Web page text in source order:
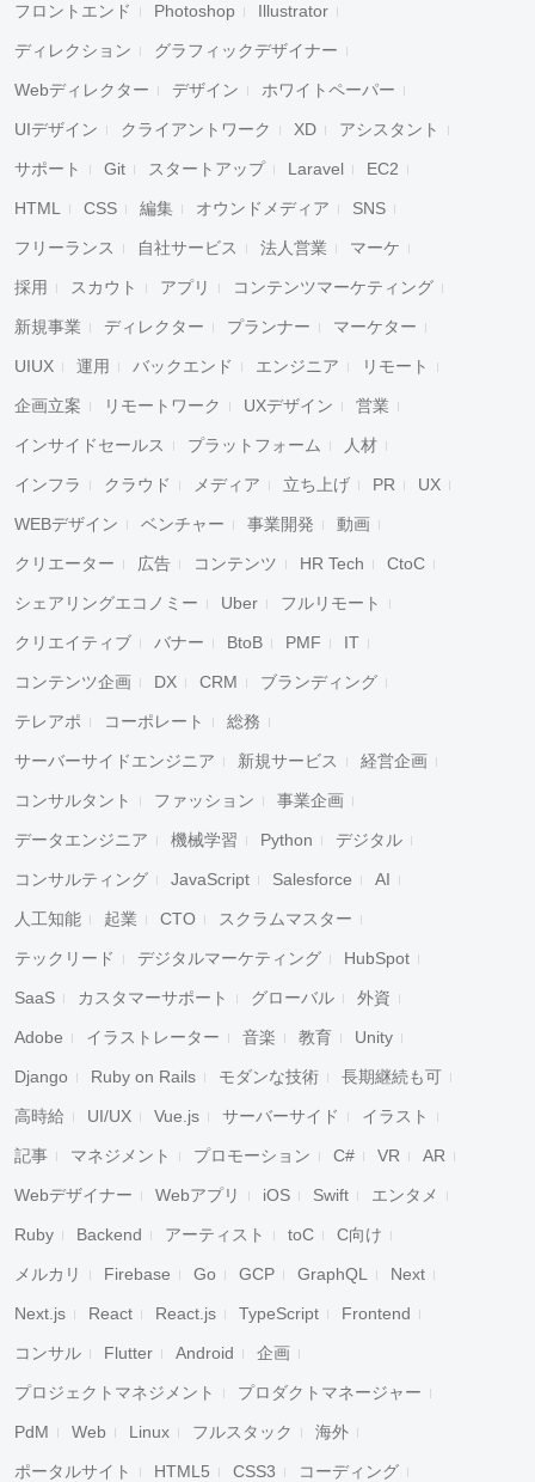
フロントエンド Photoshop Illustrator
ディレクション グラフィックデザイナー
Webディレクター デザイン ホワイトペーパー
UIデザイン クライアントワーク XD アシスタント
サポート Git スタートアップ Laravel EC2
HTML CSS 編集 オウンドメディア SNS
フリーランス 自社サービス 法人営業 マーケ
採用 スカウト アプリ コンテンツマーケティング
新規事業 ディレクター プランナー マーケター
UIUX 運用 バックエンド エンジニア リモート
企画立案 リモートワーク UXデザイン 営業
インサイドセールス プラットフォーム 人材
インフラ クラウド メディア 立ち上げ PR UX
WEBデザイン ベンチャー 事業開発 動画
クリエーター 広告 コンテンツ HR Tech CtoC
シェアリングエコノミー Uber フルリモート
クリエイティブ バナー BtoB PMF IT
コンテンツ企画 DX CRM ブランディング
テレアポ コーポレート 総務
サーバーサイドエンジニア 新規サービス 経営企画
コンサルタント ファッション 事業企画
データエンジニア 機械学習 Python デジタル
コンサルティング JavaScript Salesforce AI
人工知能 起業 CTO スクラムマスター
テックリード デジタルマーケティング HubSpot
SaaS カスタマーサポート グローバル 外資
Adobe イラストレーター 音楽 教育 Unity
Django Ruby on Rails モダンな技術 長期継続も可
高時給 UI/UX Vue.js サーバーサイド イラスト
記事 マネジメント プロモーション C# VR AR
Webデザイナー Webアプリ iOS Swift エンタメ
Ruby Backend アーティスト toC C向け
メルカリ Firebase Go GCP GraphQL Next
Next.js React React.js TypeScript Frontend
コンサル Flutter Android 企画
プロジェクトマネジメント プロダクトマネージャー
PdM Web Linux フルスタック 海外
ポータルサイト HTML5 CSS3 コーディング